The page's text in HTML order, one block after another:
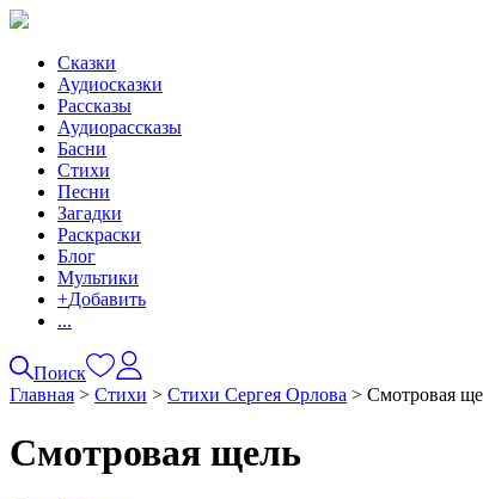
Сказки
Аудиосказки
Рассказы
Аудиорассказы
Басни
Стихи
Песни
Загадки
Раскраски
Блог
Мультики
+Добавить
...
Поиск
Главная > Стихи > Стихи Сергея Орлова > Смотровая
Смотровая щель